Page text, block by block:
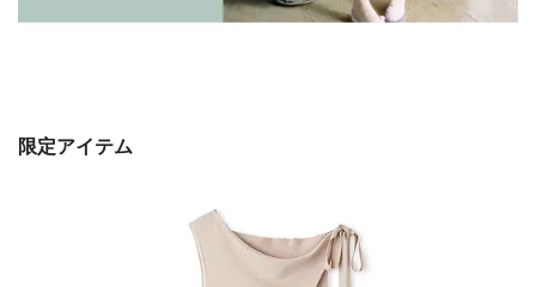
限定アイテム